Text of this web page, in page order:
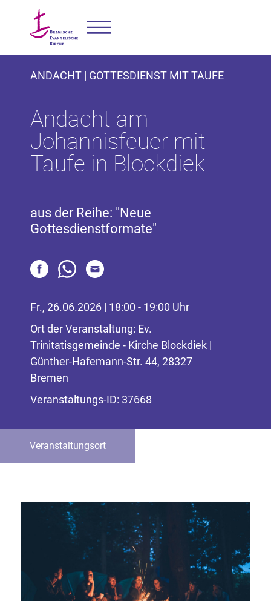
ANDACHT | GOTTESDIENST MIT TAUFE
Andacht am
Johannisfeuer mit
Taufe in Blockdiek
aus der Reihe: "Neue
Gottesdienstformate"
Fr., 26.06.2026 | 18:00 - 19:00 Uhr
Ort der Veranstaltung: Ev.
Trinitatisgemeinde - Kirche Blockdiek |
Günther-Hafemann-Str. 44, 28327
Bremen
Veranstaltungs-ID: 37668
Veranstaltungsort